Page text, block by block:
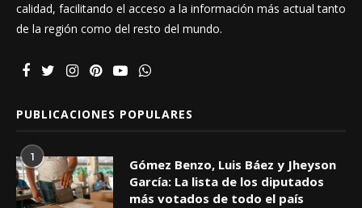
calidad, facilitando el acceso a la información más actual tanto
de la región como del resto del mundo.
PUBLICACIONES POPULARES
1
Gómez Benzo, Luis Báez y Jheyson
García: La lista de los diputados
más votados de todo el país